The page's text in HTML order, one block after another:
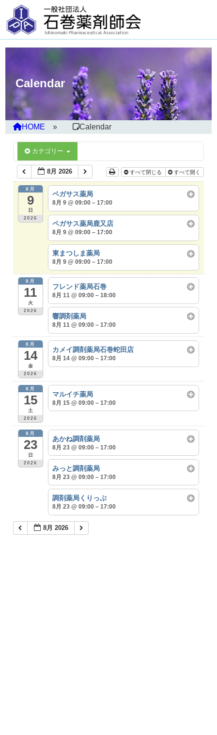
Calendar
HOME Calendar
カテゴリー
8月 2026 すべて閉じる すべて開く
8月
9
日
2026
ペガサス薬局
8月 9 @ 09:00 – 17:00
ペガサス薬局鹿又店
8月 9 @ 09:00 – 17:00
東まつしま薬局
8月 9 @ 09:00 – 17:00
8月
11
火
2026
フレンド薬局石巻
8月 11 @ 09:00 – 18:00
響調剤薬局
8月 11 @ 09:00 – 17:00
8月
14
金
2026
カメイ調剤薬局石巻蛇田店
8月 14 @ 09:00 – 17:00
8月
15
土
2026
マルイチ薬局
8月 15 @ 09:00 – 17:00
8月
23
日
2026
あかね調剤薬局
8月 23 @ 09:00 – 17:00
みっと調剤薬局
8月 23 @ 09:00 – 17:00
調剤薬局くりっぷ
8月 23 @ 09:00 – 17:00
8月 2026